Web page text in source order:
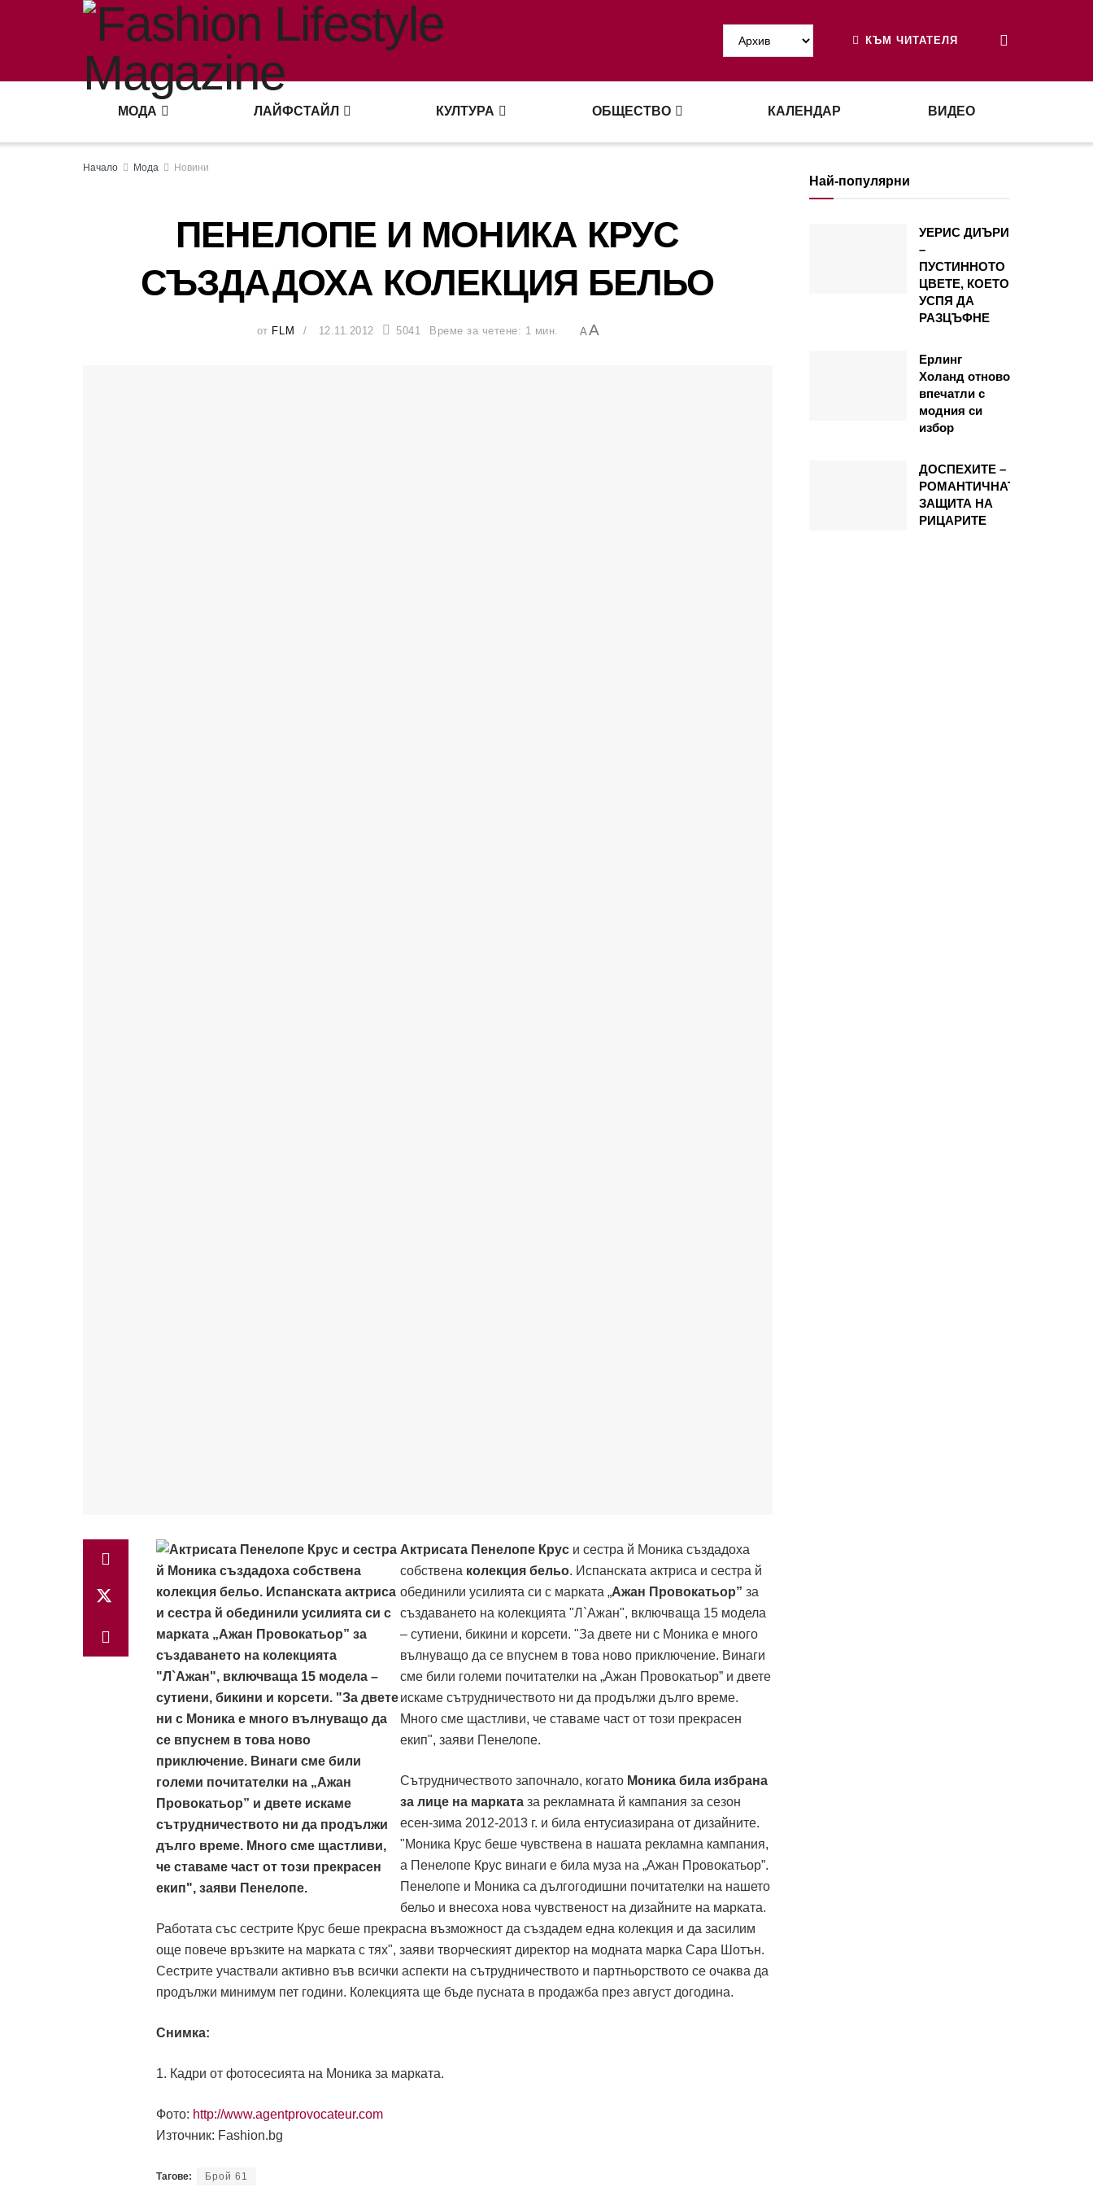
КЪМ ЧИТАТЕЛЯ
МОДА ЛАЙФСТАЙЛ КУЛТУРА ОБЩЕСТВО КАЛЕНДАР ВИДЕО
Начало Мода Новини
ПЕНЕЛОПЕ И МОНИКА КРУС
СЪЗДАДОХА КОЛЕКЦИЯ БЕЛЬО
от FLM 12.11.2012 5041 Време за четене: 1 мин. AA
Актрисата Пенелопе Крус и сестра й Моника създадоха
собствена колекция бельо. Испанската актриса и сестра й
обединили усилията си с марката „Ажан Провокатьор” за
създаването на колекцията "Л`Ажан", включваща 15 модела
– сутиени, бикини и корсети. "За двете ни с Моника е много
вълнуващо да се впуснем в това ново приключение. Винаги
сме били големи почитателки на „Ажан Провокатьор” и двете
искаме сътрудничеството ни да продължи дълго време.
Много сме щастливи, че ставаме част от този прекрасен
екип", заяви Пенелопе.
Сътрудничеството започнало, когато Моника била избрана
за лице на марката за рекламната й кампания за сезон
есен-зима 2012-2013 г. и била ентусиазирана от дизайните.
"Моника Крус беше чувствена в нашата рекламна кампания,
а Пенелопе Крус винаги е била муза на „Ажан Провокатьор”.
Пенелопе и Моника са дългогодишни почитателки на нашето
бельо и внесоха нова чувственост на дизайните на марката.
Работата със сестрите Крус беше прекрасна възможност да създадем една колекция и да засилим
още повече връзките на марката с тях", заяви творческият директор на модната марка Сара Шотън.
Сестрите участвали активно във всички аспекти на сътрудничеството и партньорството се очаква да
продължи минимум пет години. Колекцията ще бъде пусната в продажба през август догодина.
Снимка:
1. Кадри от фотосесията на Моника за марката.
Фото: http://www.agentprovocateur.com
Източник: Fashion.bg
Тагове: Брой 61
Най-популярни
УЕРИС ДИЪРИ
–
ПУСТИННОТО
ЦВЕТЕ, КОЕТО
УСПЯ ДА
РАЗЦЪФНЕ
Ерлинг
Холанд отново
впечатли с
модния си
избор
ДОСПЕХИТЕ –
РОМАНТИЧНАТА
ЗАЩИТА НА
РИЦАРИТЕ